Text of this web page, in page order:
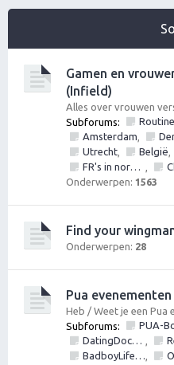
Gamen en
(Infield)
Alles over vrouwen
Subforums:
Routines & Games mbt vrouwen versieren,
Amsterdam,
Utrecht, België,
FR's in normal life
,
Onderwerpen: 1563
Find your
Onderwerpen: 28
Pua evenementen
Heb / Weet je een Pua
Subforums:
PUA-Bootcamps, Versiercursus,
DatingDoctors
,
BadboyLifestyle
,